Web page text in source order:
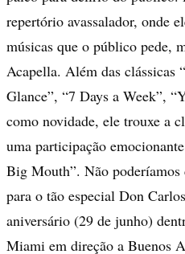
repertório avassalador, onde
músicas que o público pede,
Acapella. Além das clássicas
Glance”, “7 Days a Week”,
como novidade, ele trouxe a
uma participação
Big Mouth”. Não poderíamos
para o tão especial Don
aniversário (29 de junho)
Miami em direção a Buenos